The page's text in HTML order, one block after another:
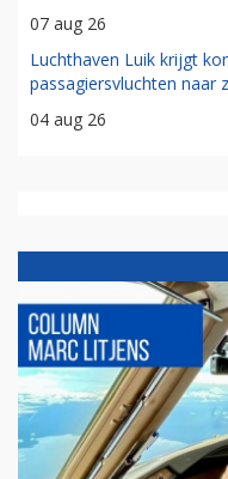
07 aug 26
Luchthaven Luik krijgt
passagiersvluchten naar
04 aug 26